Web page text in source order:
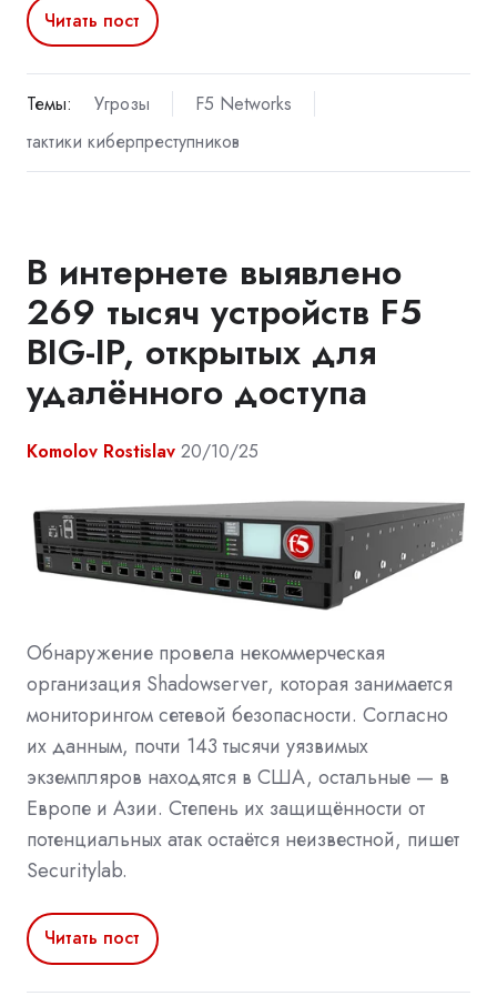
Читать пост
Темы: Угрозы
F5 Networks
тактики киберпреступников
В интернете выявлено
269 тысяч устройств F5
BIG-IP, открытых для
удалённого доступа
Komolov Rostislav 20/10/25
Обнаружение провела некоммерческая
организация Shadowserver, которая занимается
мониторингом сетевой безопасности. Согласно
их данным, почти 143 тысячи уязвимых
экземпляров находятся в США, остальные — в
Европе и Азии. Степень их защищённости от
потенциальных атак остаётся неизвестной, пишет
Securitylab.
Читать пост